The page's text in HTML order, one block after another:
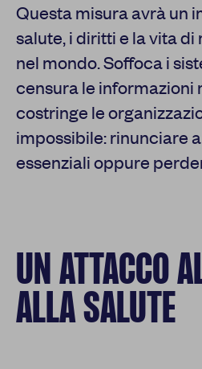
Questa misura avrà un
salute, i diritti e la vita
nel mondo. Soffoca i
censura le informazioni
costringe le
impossibile: rinunciare
essenziali oppure
UN ATTACCO
ALLA SALUTE